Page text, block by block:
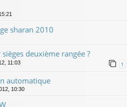
sharan 2010
deuxième rangée ?
11:03 1
automatique
10:30